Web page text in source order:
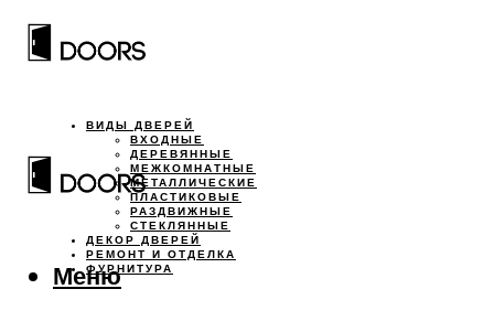
ВИДЫ ДВЕРЕЙ
ВХОДНЫЕ
ДЕРЕВЯННЫЕ
МЕЖКОМНАТНЫЕ
МЕТАЛЛИЧЕСКИЕ
ПЛАСТИКОВЫЕ
РАЗДВИЖНЫЕ
СТЕКЛЯННЫЕ
ДЕКОР ДВЕРЕЙ
РЕМОНТ И ОТДЕЛКА
ФУРНИТУРА
Меню